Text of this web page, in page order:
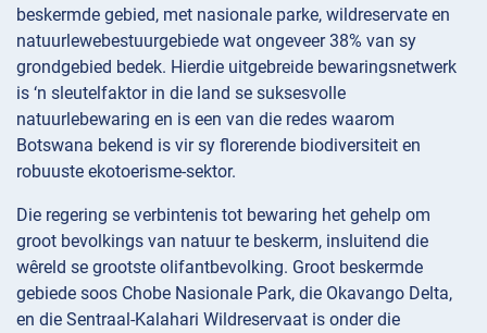
beskermde gebied, met nasionale parke, wildreservate en
natuurlewebestuurgebiede wat ongeveer 38% van sy
grondgebied bedek. Hierdie uitgebreide bewaringsnetwerk
is ‘n sleutelfaktor in die land se suksesvolle
natuurlebewaring en is een van die redes waarom
Botswana bekend is vir sy florerende biodiversiteit en
robuuste ekotoerisme-sektor.
Die regering se verbintenis tot bewaring het gehelp om
groot bevolkings van natuur te beskerm, insluitend die
wêreld se grootste olifantbevolking. Groot beskermde
gebiede soos Chobe Nasionale Park, die Okavango Delta,
en die Sentraal-Kalahari Wildreservaat is onder die